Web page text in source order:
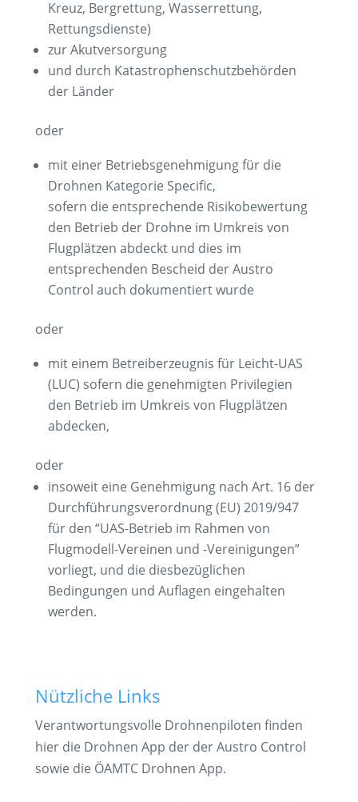
Kreuz, Bergrettung, Wasserrettung,
Rettungsdienste)
zur Akutversorgung
und durch Katastrophenschutzbehörden
der Länder
oder
mit einer Betriebsgenehmigung für die
Drohnen Kategorie Specific,
sofern die entsprechende Risikobewertung
den Betrieb der Drohne im Umkreis von
Flugplätzen abdeckt und dies im
entsprechenden Bescheid der Austro
Control auch dokumentiert wurde
oder
mit einem Betreiberzeugnis für Leicht-UAS
(LUC) sofern die genehmigten Privilegien
den Betrieb im Umkreis von Flugplätzen
abdecken,
oder
insoweit eine Genehmigung nach Art. 16 der
Durchführungsverordnung (EU) 2019/947
für den “UAS-Betrieb im Rahmen von
Flugmodell-Vereinen und -Vereinigungen”
vorliegt, und die diesbezüglichen
Bedingungen und Auflagen eingehalten
werden.
Nützliche Links
Verantwortungsvolle Drohnenpiloten finden
hier die Drohnen App der der Austro Control
sowie die ÖAMTC Drohnen App.